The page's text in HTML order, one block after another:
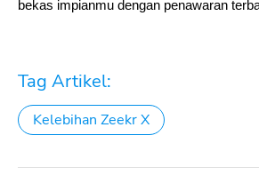
bekas impianmu dengan penawaran
Tag Artikel:
Kelebihan Zeekr X